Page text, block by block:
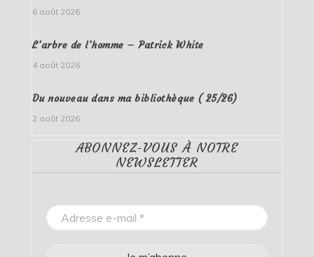
6 août 2026
L’arbre de l’homme – Patrick White
4 août 2026
Du nouveau dans ma bibliothèque ( 25/26)
2 août 2026
ABONNEZ-VOUS À NOTRE
NEWSLETTER